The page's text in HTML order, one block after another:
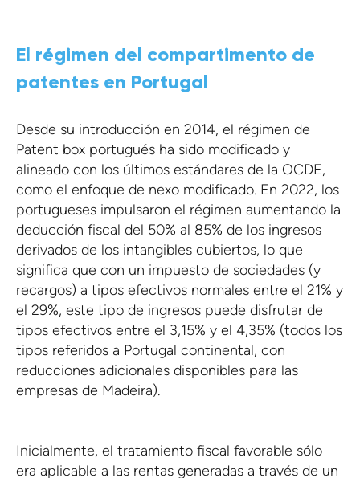
El régimen del compartimento de
patentes en Portugal
Desde su introducción en 2014, el régimen de
Patent box portugués ha sido modificado y
alineado con los últimos estándares de la OCDE,
como el enfoque de nexo modificado. En 2022, los
portugueses impulsaron el régimen aumentando la
deducción fiscal del 50% al 85% de los ingresos
derivados de los intangibles cubiertos, lo que
significa que con un impuesto de sociedades (y
recargos) a tipos efectivos normales entre el 21% y
el 29%, este tipo de ingresos puede disfrutar de
tipos efectivos entre el 3,15% y el 4,35% (todos los
tipos referidos a Portugal continental, con
reducciones adicionales disponibles para las
empresas de Madeira).
Inicialmente, el tratamiento fiscal favorable sólo
era aplicable a las rentas generadas a través de un